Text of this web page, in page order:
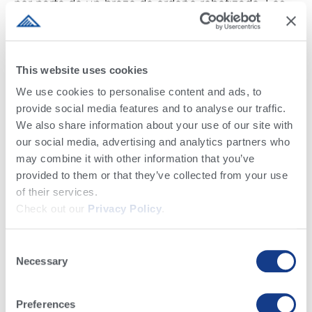
This website uses cookies
We use cookies to personalise content and ads, to
provide social media features and to analyse our traffic.
We also share information about your use of our site with
our social media, advertising and analytics partners who
may combine it with other information that you’ve
provided to them or that they’ve collected from your use
of their services.
Check out our Privacy Policy
Selection
Necessary
Preferences
por parte de un brazo de ordeño robotizado. Los
rasgos compuestos de la ubre son una guía útil a
la hora de seleccionar para un rebaño robotizado.
hacer frecuentes viajes al robot o al comedero.
Los rasgos compuestos de patas y pezuñas
también son una guía excelente en este caso.
Las Tasas de Concepción de los Padres y las
Tasas de Preñez de las Hijas son herramientas
útiles para el rendimiento reproductivo. La lista de
información útil sobre rasgos es interminable.
las razas lecheras boutique, y se puede llegar a la
velocidad de ordeño estará disponible para todas